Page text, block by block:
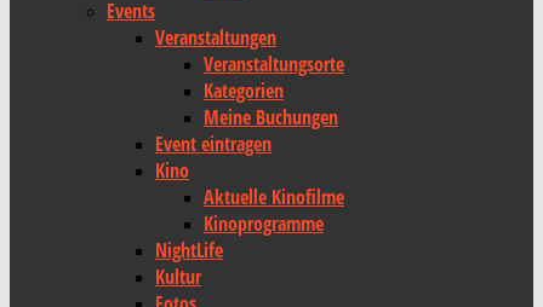
Events
Veranstaltungen
Veranstaltungsorte
Kategorien
Meine Buchungen
Event eintragen
Kino
Aktuelle Kinofilme
Kinoprogramme
NightLife
Kultur